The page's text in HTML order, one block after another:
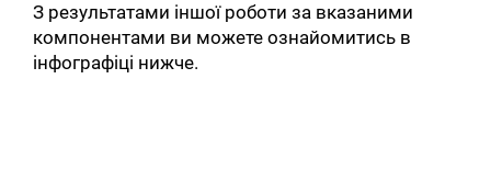
З результатами іншої роботи за вказаними
компонентами ви можете ознайомитись в
інфографіці нижче.